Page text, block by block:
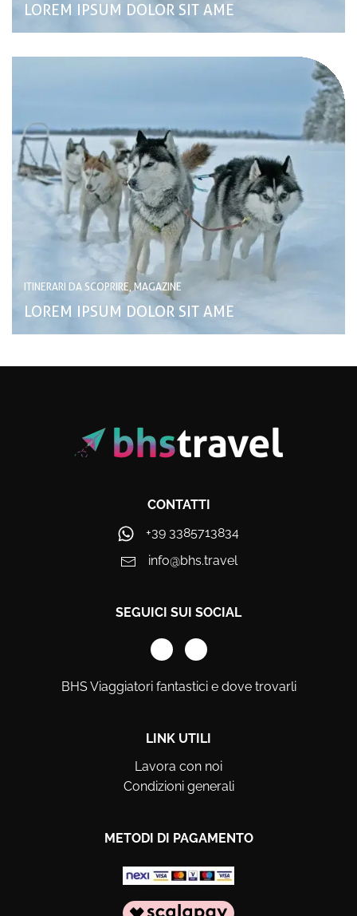
LOREM IPSUM DOLOR SIT AME
ITINERARI DA SCOPRIRE, MAGAZINE
LOREM IPSUM DOLOR SIT AME
CONTATTI
+39 3385713834
info@bhs.travel
SEGUICI SUI SOCIAL
BHS Viaggiatori fantastici e dove trovarli
LINK UTILI
Lavora con noi
Condizioni generali
METODI DI PAGAMENTO